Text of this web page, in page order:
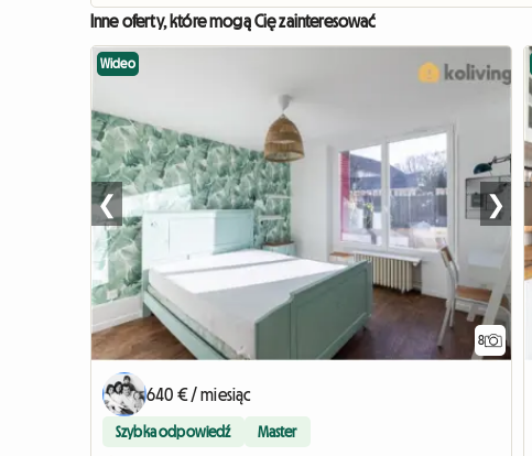
Inne oferty, które mogą Cię zainteresować
8
Wideo
❮ ❯
640 € / miesiąc
Szybka odpowiedź Master